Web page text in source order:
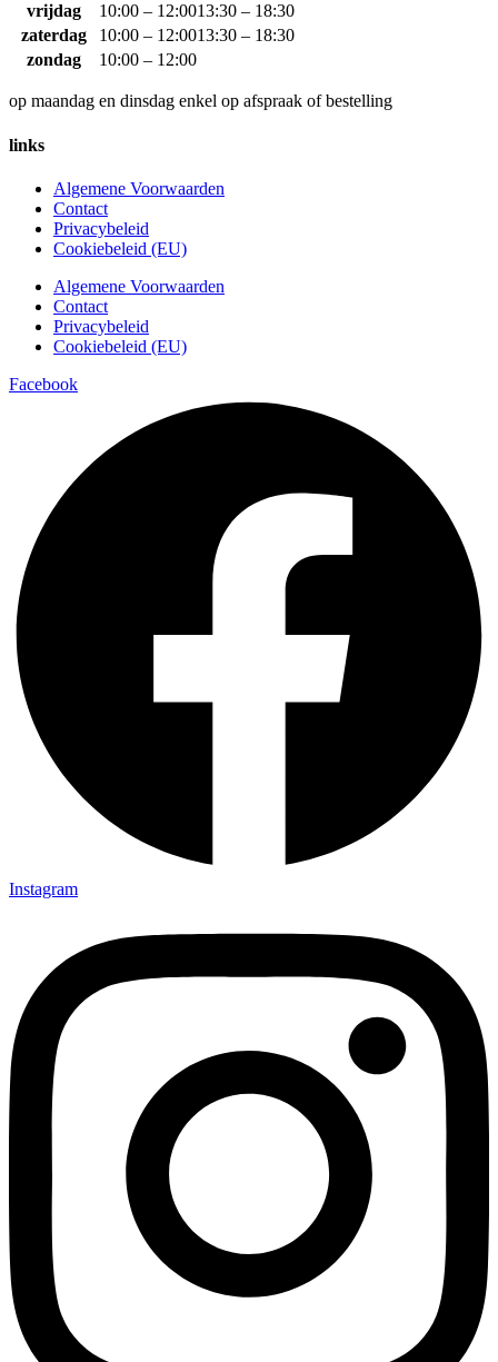
vrijdag
10:00 – 12:0013:30 – 18:30
zaterdag
10:00 – 12:0013:30 – 18:30
zondag
10:00 – 12:00
op maandag en dinsdag enkel op afspraak of bestelling
links
Algemene Voorwaarden
Contact
Privacybeleid
Cookiebeleid (EU)
Algemene Voorwaarden
Contact
Privacybeleid
Cookiebeleid (EU)
Facebook
Instagram